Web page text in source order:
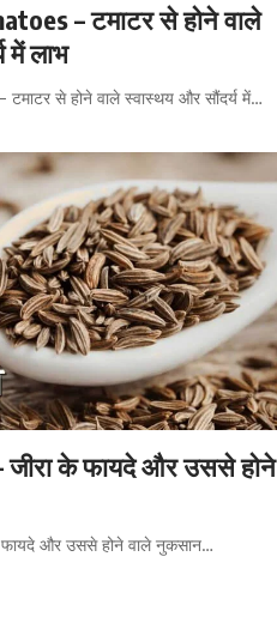
– टमाटर से होने वाले
में लाभ
से होने वाले स्वास्थय और सौंदर्य में…
जीरा के फायदे और उससे होने
और उससे होने वाले नुकसान…